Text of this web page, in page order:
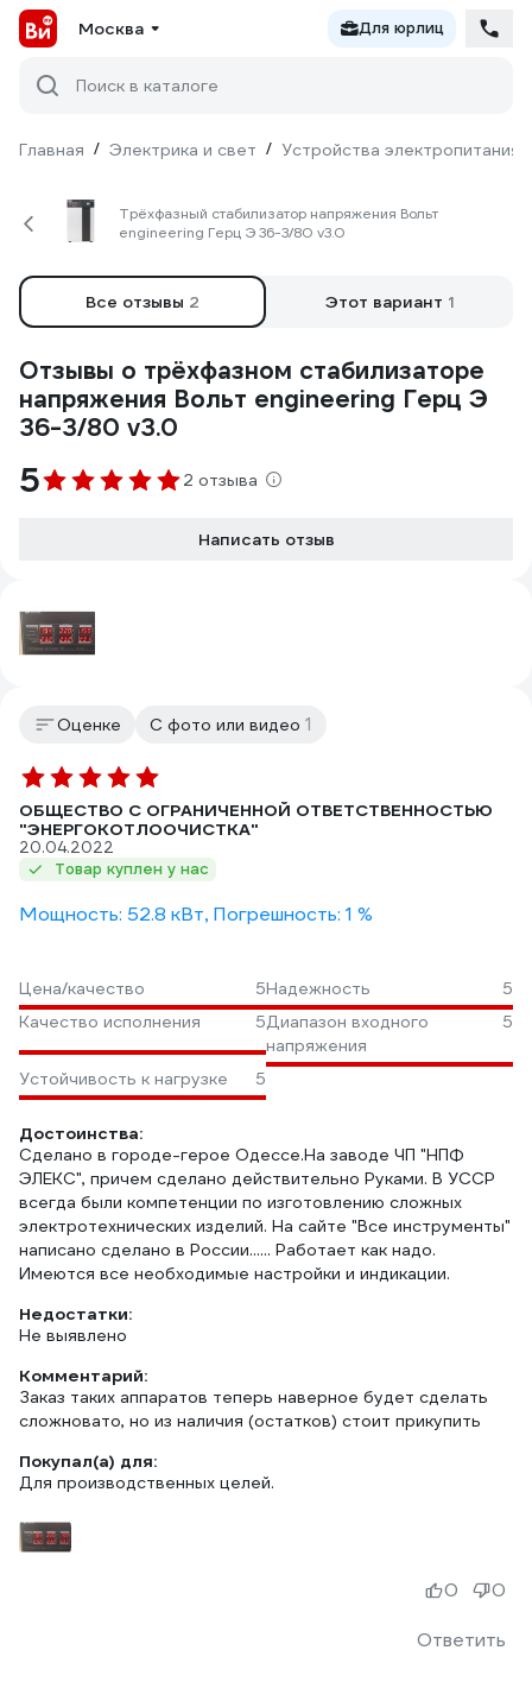
Москва Для юрлиц
Поиск в каталоге
Главная / Электрика и свет / Устройства электропитания
Трёхфазный стабилизатор напряжения Вольт
engineering Герц Э 36-3/80 v3.0
Все отзывы 2 Этот вариант 1
Отзывы о трёхфазном стабилизаторе
напряжения Вольт engineering Герц Э
36-3/80 v3.0
5 2 отзыва
Написать отзыв
Оценке С фото или видео 1
ОБЩЕСТВО С ОГРАНИЧЕННОЙ ОТВЕТСТВЕННОСТЬЮ
"ЭНЕРГОКОТЛООЧИСТКА"
20.04.2022
Товар куплен у нас
Мощность: 52.8 кВт, Погрешность: 1 %
Цена/качество 5Надежность
5
Качество исполнения
5Диапазон входного
напряжения
5
Устойчивость к нагрузке 5
Достоинства:
Сделано в городе-герое Одессе.На заводе ЧП "НПФ
ЭЛЕКС", причем сделано действительно Руками. В УССР
всегда были компетенции по изготовлению сложных
электротехнических изделий. На сайте "Все инструменты"
написано сделано в России...... Работает как надо.
Имеются все необходимые настройки и индикации.
Недостатки:
Не выявлено
Комментарий:
Заказ таких аппаратов теперь наверное будет сделать
сложновато, но из наличия (остатков) стоит прикупить
Покупал(а) для:
Для производственных целей.
Ответить
0 0